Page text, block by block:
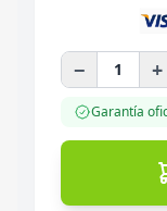
− 1 +
Garantía